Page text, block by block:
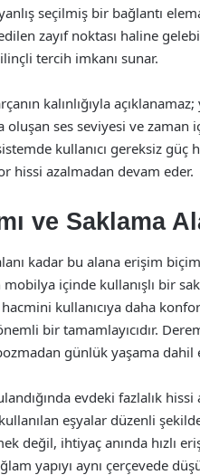
seçilmiş bir bağlantı
zayıf noktası haline
tercih imkanı sunar.
kalınlığıyla
oluşan ses seviyesi ve
kullanıcı gereksiz güç
hissi azalmadan devam eder.
ve Saklama
kadar bu alana erişim
içinde kullanışlı bir
kullanıcıya daha
bir tamamlayıcıdır.
günlük yaşama dahil
evdeki fazlalık
eşyalar düzenli
değil, ihtiyaç anında hızlı
yapıyı aynı çerçevede